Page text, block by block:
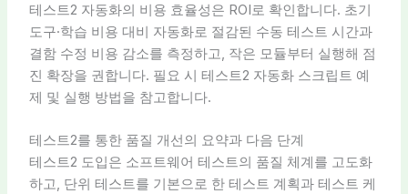
테스트2 자동화의 비용 효율성은 ROI로 확인합니다. 초기
도구·학습 비용 대비 자동화로 절감된 수동 테스트 시간과
결함 수정 비용 감소를 측정하고, 작은 모듈부터 실행해 점
진 확장을 권합니다. 필요 시 테스트2 자동화 스크립트 예
제 및 실행 방법을 참고합니다.
테스트2를 통한 품질 개선의 요약과 다음 단계
테스트2 도입은 소프트웨어 테스트의 품질 체계를 고도화
하고, 단위 테스트를 기본으로 한 테스트 계획과 테스트 케